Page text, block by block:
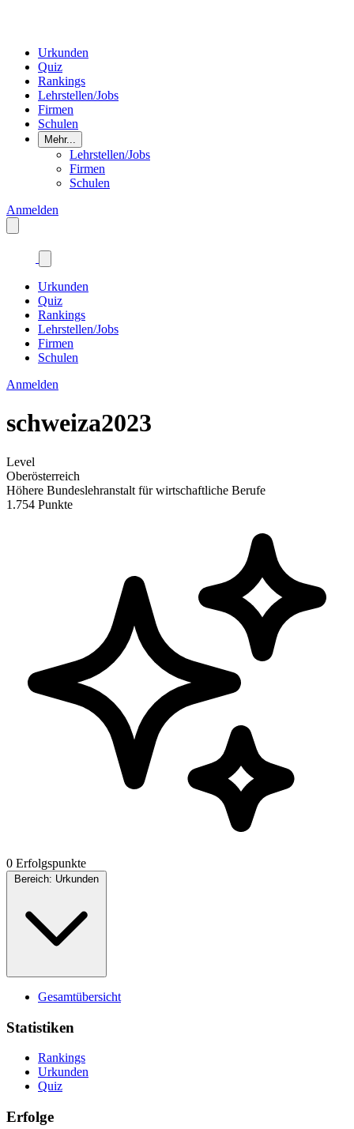
Urkunden
Quiz
Rankings
Lehrstellen/Jobs
Firmen
Schulen
Mehr...
Lehrstellen/Jobs
Firmen
Schulen
Anmelden
Urkunden
Quiz
Rankings
Lehrstellen/Jobs
Firmen
Schulen
Anmelden
schweiza2023
Level
Oberösterreich
Höhere Bundeslehranstalt für wirtschaftliche Berufe
1.754 Punkte
0 Erfolgspunkte
Bereich: Urkunden
Gesamtübersicht
Statistiken
Rankings
Urkunden
Quiz
Erfolge